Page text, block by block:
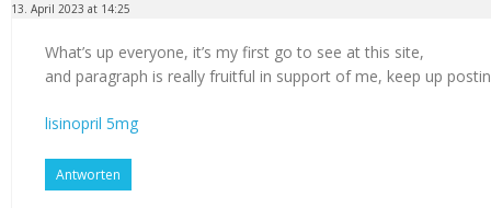
13. April 2023 at 14:25
What’s up everyone, it’s my first go to see at this site,
and paragraph is really fruitful in support of me, keep up
lisinopril 5mg
Antworten